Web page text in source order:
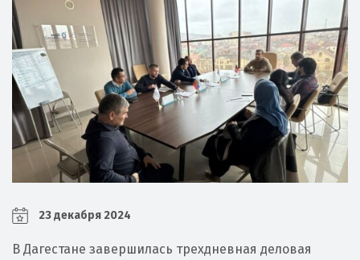
23 декабря 2024
В Дагестане завершилась трехдневная деловая